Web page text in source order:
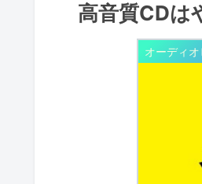
高音質CDは
オーディ